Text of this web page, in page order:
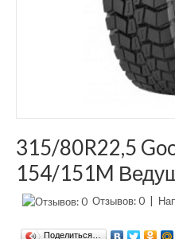
315/80R22,5
154/151M
Отзывов: 0
Поделиться…